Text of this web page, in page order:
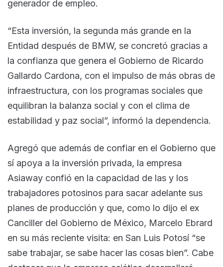
generador de empleo.
“Esta inversión, la segunda más grande en la
Entidad después de BMW, se concretó gracias a
la confianza que genera el Gobierno de Ricardo
Gallardo Cardona, con el impulso de más obras de
infraestructura, con los programas sociales que
equilibran la balanza social y con el clima de
estabilidad y paz social”, informó la dependencia.
Agregó que además de confiar en el Gobierno que
sí apoya a la inversión privada, la empresa
Asiaway confió en la capacidad de las y los
trabajadores potosinos para sacar adelante sus
planes de producción y que, como lo dijo el ex
Canciller del Gobierno de México, Marcelo Ebrard
en su más reciente visita: en San Luis Potosí “se
sabe trabajar, se sabe hacer las cosas bien”. Cabe